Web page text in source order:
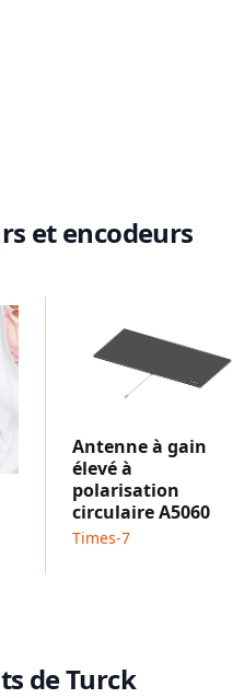
et encodeurs
Antenne à gain
élevé à
polarisation
circulaire A5060
Times-7
de Turck